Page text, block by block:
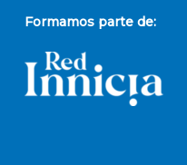
Formamos parte de: